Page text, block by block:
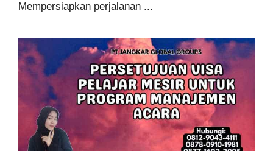
Mempersiapkan perjalanan ...